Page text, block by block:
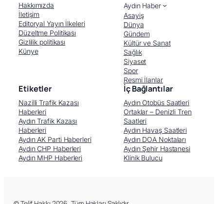
Facebook X (Twitter)
Hakkımızda
İletişim
Editoryal Yayın İlkeleri
Düzeltme Politikası
Gizlilik politikası
Künye
Aydın Haber
Asayiş
Dünya
Gündem
Kültür ve Sanat
Sağlık
Siyaset
Spor
Resmi İlanlar
Etiketler
Nazilli Trafik Kazası
Haberleri
Aydın Trafik Kazası
Haberleri
Aydın AK Parti Haberleri
Aydın CHP Haberleri
Aydın MHP Haberleri
İç Bağlantılar
Aydın Otobüs Saatleri
Ortaklar – Denizli Tren
Saatleri
Aydın Havaş Saatleri
Aydın DOA Noktaları
Aydın Şehir Hastanesi
Klinik Bulucu